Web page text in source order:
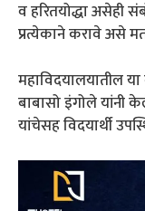
व हरितयोद्धा असेही
प्रत्येकाने करावे असे
महाविदयालयातील
बाबासो इंगोले यांनी
यांचेसह विदयार्थी